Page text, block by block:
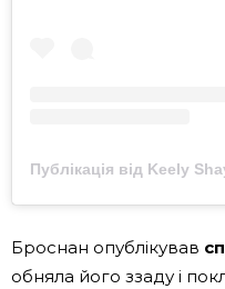
Броснан опублікував
обняла його ззаду і